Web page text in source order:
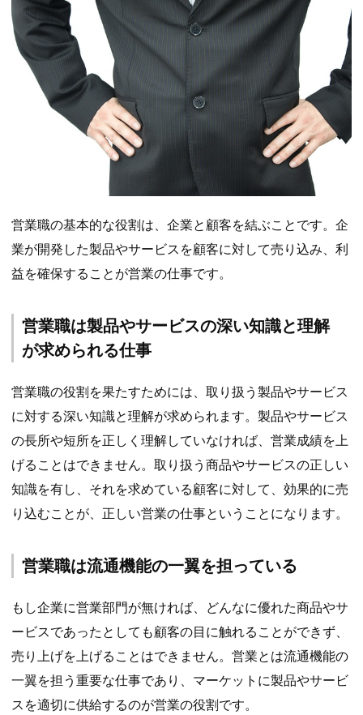
営業職の基本的な役割は、企業と顧客を結ぶことです。企
業が開発した製品やサービスを顧客に対して売り込み、利
益を確保することが営業の仕事です。
営業職は製品やサービスの深い知識と理解
が求められる仕事
営業職の役割を果たすためには、取り扱う製品やサービス
に対する深い知識と理解が求められます。製品やサービス
の長所や短所を正しく理解していなければ、営業成績を上
げることはできません。取り扱う商品やサービスの正しい
知識を有し、それを求めている顧客に対して、効果的に売
り込むことが、正しい営業の仕事ということになります。
営業職は流通機能の一翼を担っている
もし企業に営業部門が無ければ、どんなに優れた商品やサ
ービスであったとしても顧客の目に触れることができず、
売り上げを上げることはできません。営業とは流通機能の
一翼を担う重要な仕事であり、マーケットに製品やサービ
スを適切に供給するのが営業の役割です。